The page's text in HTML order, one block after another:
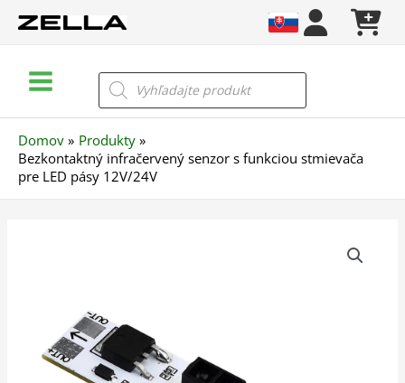
Menu
Products
search
Domov
Produkty
Bezkontaktný infračervený senzor s funkciou stmievača
pre LED pásy 12V/24V
funkciou
stmievača